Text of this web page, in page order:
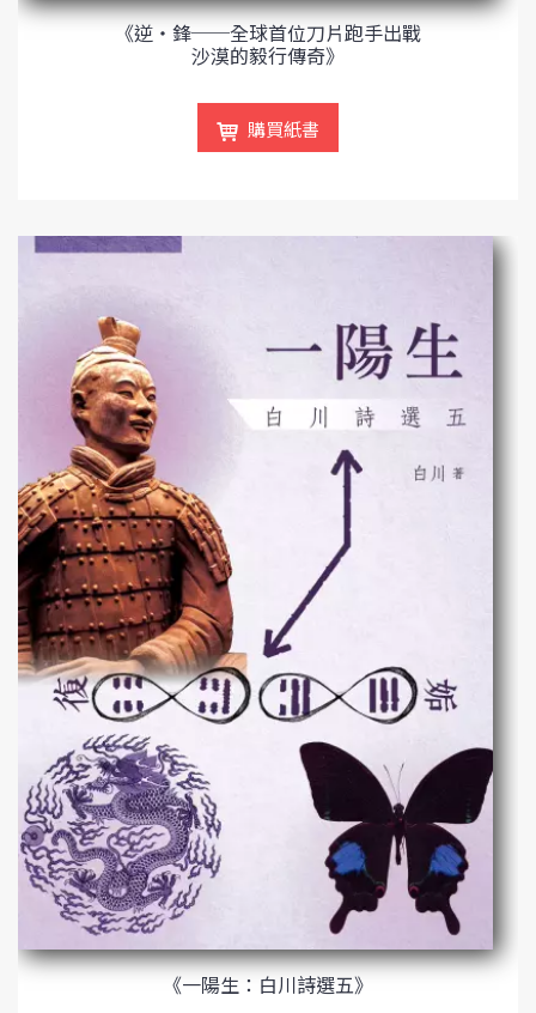
《逆‧鋒──全球首位刀片跑手出戰
沙漠的毅行傳奇》
購買紙書
《一陽生：白川詩選五》